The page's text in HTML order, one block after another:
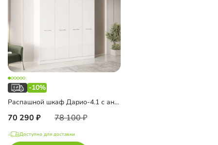
-10%
Распашной шкаф Дарио-4.1 с антресолью
70 290 78 100
Доступно для доставки